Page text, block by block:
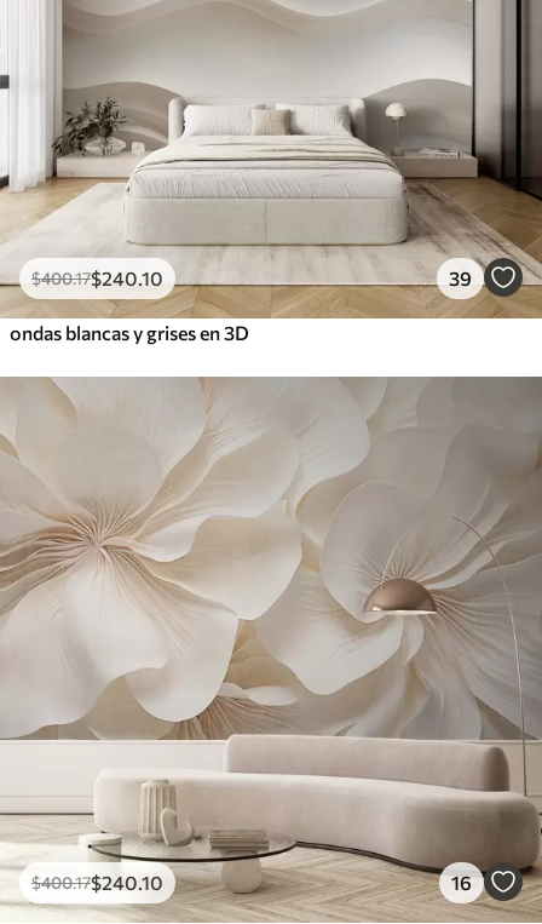
$400.17$240 .10 39
ondas blancas y grises en 3D
$400.17$240.10 16